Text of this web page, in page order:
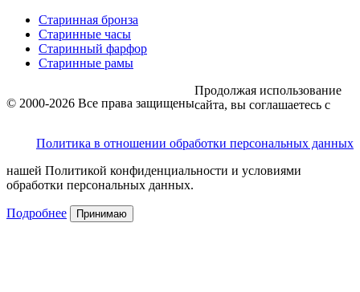
Старинная бронза
Старинные часы
Старинный фарфор
Старинные рамы
© 2000-2026 Все права защищены
Политика в отношении обработки персональных данных
Продолжая использование
сайта, вы соглашаетесь с
нашей Политикой конфиденциальности и условиями
обработки персональных данных.
Подробнее Принимаю